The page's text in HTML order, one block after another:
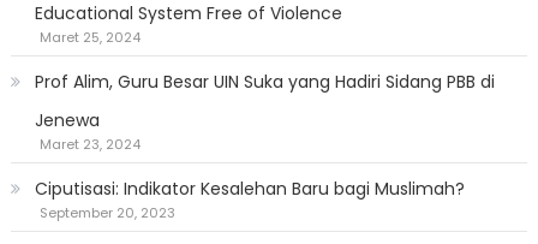
Educational System Free of Violence
Maret 25, 2024
Prof Alim, Guru Besar UIN Suka yang Hadiri Sidang PBB di
Jenewa
Maret 23, 2024
Ciputisasi: Indikator Kesalehan Baru bagi Muslimah?
September 20, 2023